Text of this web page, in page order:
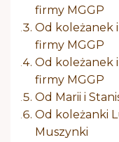
firmy MGGP
Od koleżanek
firmy MGGP
Od koleżanek
firmy MGGP
Od Marii i
Od koleżanki
Muszynki